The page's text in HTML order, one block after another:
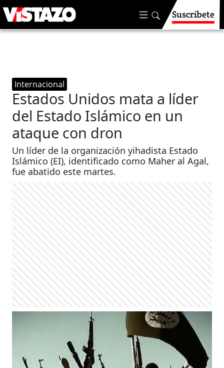
Suscríbete
Internacional
Estados Unidos mata a líder
del Estado Islámico en un
ataque con dron
Un líder de la organización yihadista Estado
Islámico (EI), identificado como Maher al Agal,
fue abatido este martes.